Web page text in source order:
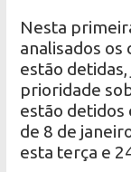
Nesta
analisados os
estão
prioridade
estão detidos
de 8 de
esta terça e